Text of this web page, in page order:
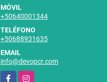
MÓVIL
+50640001344
TELÉFONO
+50688931635
EMAIL
info@devopcr.com
FacebookInstagram